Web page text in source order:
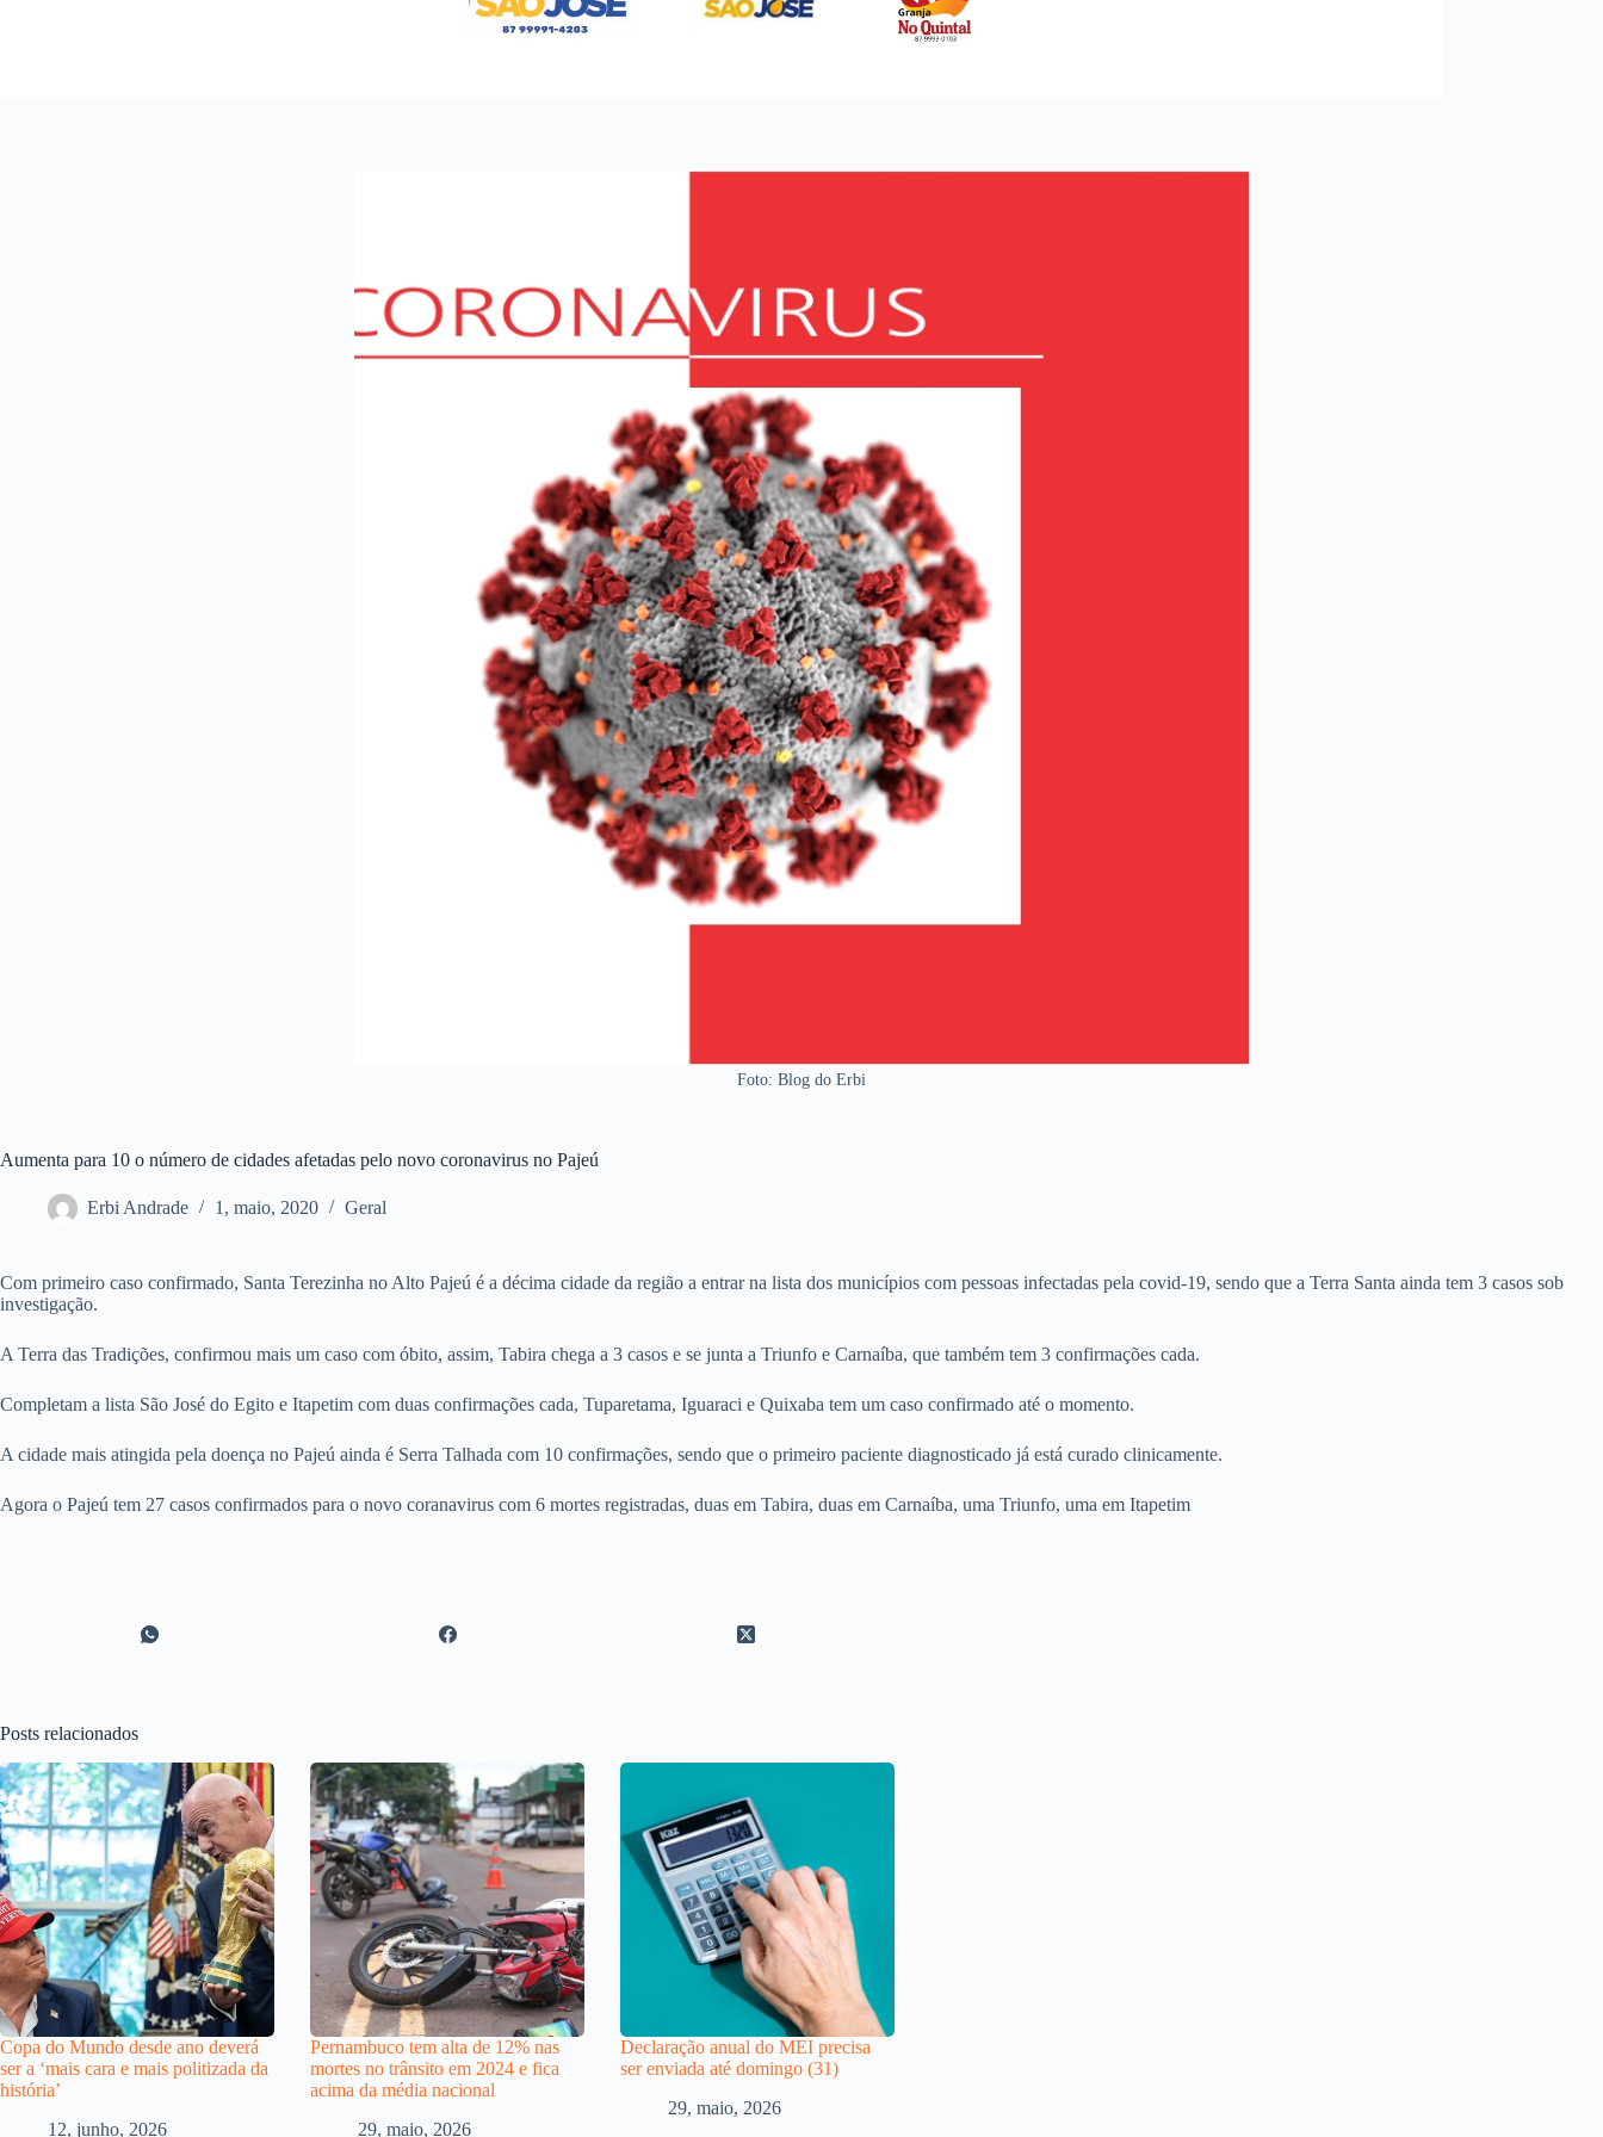
Foto: Blog do Erbi
Aumenta para 10 o número de cidades afetadas pelo novo coronavirus no Pajeú
Erbi Andrade 1, maio, 2020 Geral
Com primeiro caso confirmado, Santa Terezinha no Alto Pajeú é a décima cidade da região a entrar na lista dos municípios com pessoas infectadas pela covid-19, sendo que a Terra Santa ainda tem 3 casos sob
investigação.
A Terra das Tradições, confirmou mais um caso com óbito, assim, Tabira chega a 3 casos e se junta a Triunfo e Carnaíba, que também tem 3 confirmações cada.
Completam a lista São José do Egito e Itapetim com duas confirmações cada, Tuparetama, Iguaraci e Quixaba tem um caso confirmado até o momento.
A cidade mais atingida pela doença no Pajeú ainda é Serra Talhada com 10 confirmações, sendo que o primeiro paciente diagnosticado já está curado clinicamente.
Agora o Pajeú tem 27 casos confirmados para o novo coranavirus com 6 mortes registradas, duas em Tabira, duas em Carnaíba, uma Triunfo, uma em Itapetim
Posts relacionados
Copa do Mundo desde ano deverá
ser a ‘mais cara e mais politizada da
história’
12, junho, 2026
Pernambuco tem alta de 12% nas
mortes no trânsito em 2024 e fica
acima da média nacional
29, maio, 2026
Declaração anual do MEI precisa
ser enviada até domingo (31)
29, maio, 2026